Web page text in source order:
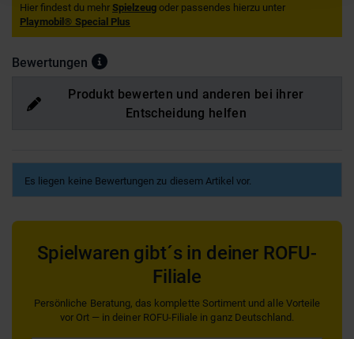
Hier findest du mehr Spielzeug oder passendes hierzu unter
Playmobil® Special Plus
Bewertungen
Produkt bewerten und anderen bei ihrer
Entscheidung helfen
Es liegen keine Bewertungen zu diesem Artikel vor.
Spielwaren gibt´s in deiner ROFU-
Filiale
Persönliche Beratung, das komplette Sortiment und alle Vorteile
vor Ort — in deiner ROFU-Filiale in ganz Deutschland.